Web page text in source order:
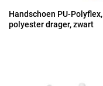
Handschoen PU-Polyflex,
polyester drager, zwart